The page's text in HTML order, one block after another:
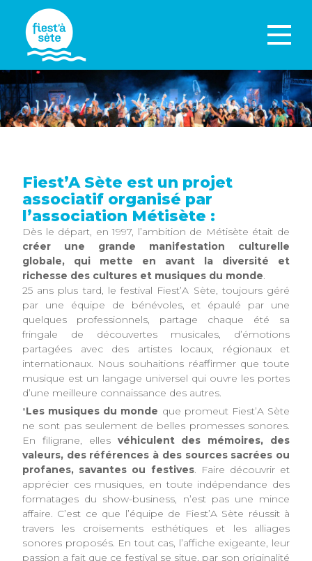
Fiest’A Sète est un projet
associatif organisé par
l’association Métisète :
Dès le départ, en 1997, l’ambition de Métisète était de
créer une grande manifestation culturelle
globale, qui mette en avant la diversité et
richesse des cultures et musiques du monde.
25 ans plus tard, le festival Fiest’A Sète, toujours géré
par une équipe de bénévoles, et épaulé par une
quelques professionnels, partage chaque été sa
fringale de découvertes musicales, d’émotions
partagées avec des artistes locaux, régionaux et
internationaux. Nous souhaitions réaffirmer que toute
musique est un langage universel qui ouvre les portes
d’une meilleure connaissance des autres.
"Les musiques du monde que promeut Fiest’A Sète
ne sont pas seulement de belles promesses sonores.
En filigrane, elles véhiculent des mémoires, des
valeurs, des références à des sources sacrées ou
profanes, savantes ou festives. Faire découvrir et
apprécier ces musiques, en toute indépendance des
formatages du show-business, n’est pas une mince
affaire. C’est ce que l’équipe de Fiest’A Sète réussit à
travers les croisements esthétiques et les alliages
sonores proposés. En tout cas, l’affiche exigeante, leur
passion a fait que ce festival se situe, par son originalité